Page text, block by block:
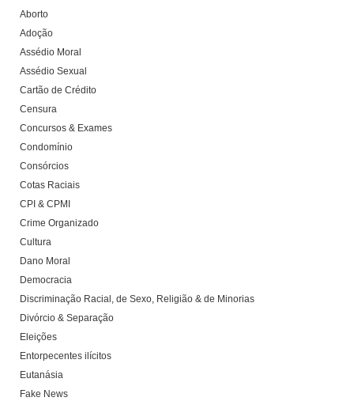
Aborto
Adoção
Assédio Moral
Assédio Sexual
Cartão de Crédito
Censura
Concursos & Exames
Condomínio
Consórcios
Cotas Raciais
CPI & CPMI
Crime Organizado
Cultura
Dano Moral
Democracia
Discriminação Racial, de Sexo, Religião & de Minorias
Divórcio & Separação
Eleições
Entorpecentes ilícitos
Eutanásia
Fake News